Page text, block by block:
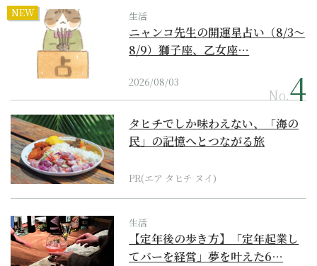
NEW 生活
ニャンコ先生の開運星占い（8/3～
8/9）獅子座、乙女座…
2026/08/03
No.
タヒチでしか味わえない、「海の
民」の記憶へとつながる旅
PR(エア タヒチ ヌイ)
生活
【定年後の歩き方】「定年起業し
てバーを経営」夢を叶えた6…